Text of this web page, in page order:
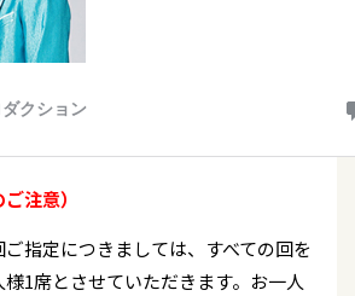
注意）
指定につきましては、すべての回を
1席とさせていただきます。お一人